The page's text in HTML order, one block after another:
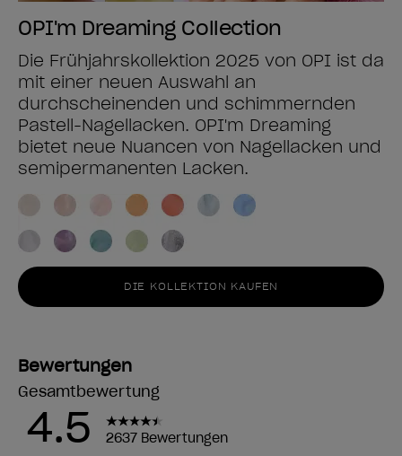
OPI'm Dreaming Collection
Die Frühjahrskollektion 2025 von OPI ist da
mit einer neuen Auswahl an
durchscheinenden und schimmernden
Pastell-Nagellacken. OPI'm Dreaming
bietet neue Nuancen von Nagellacken und
semipermanenten Lacken.
DIE KOLLEKTION KAUFEN